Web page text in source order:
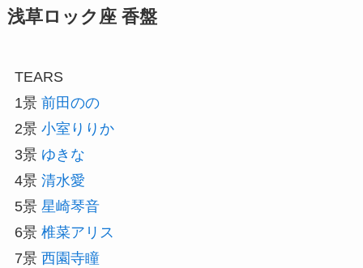
浅草ロック座 香盤
TEARS
1景 前田のの
2景 小室りりか
3景 ゆきな
4景 清水愛
5景 星崎琴音
6景 椎菜アリス
7景 西園寺瞳